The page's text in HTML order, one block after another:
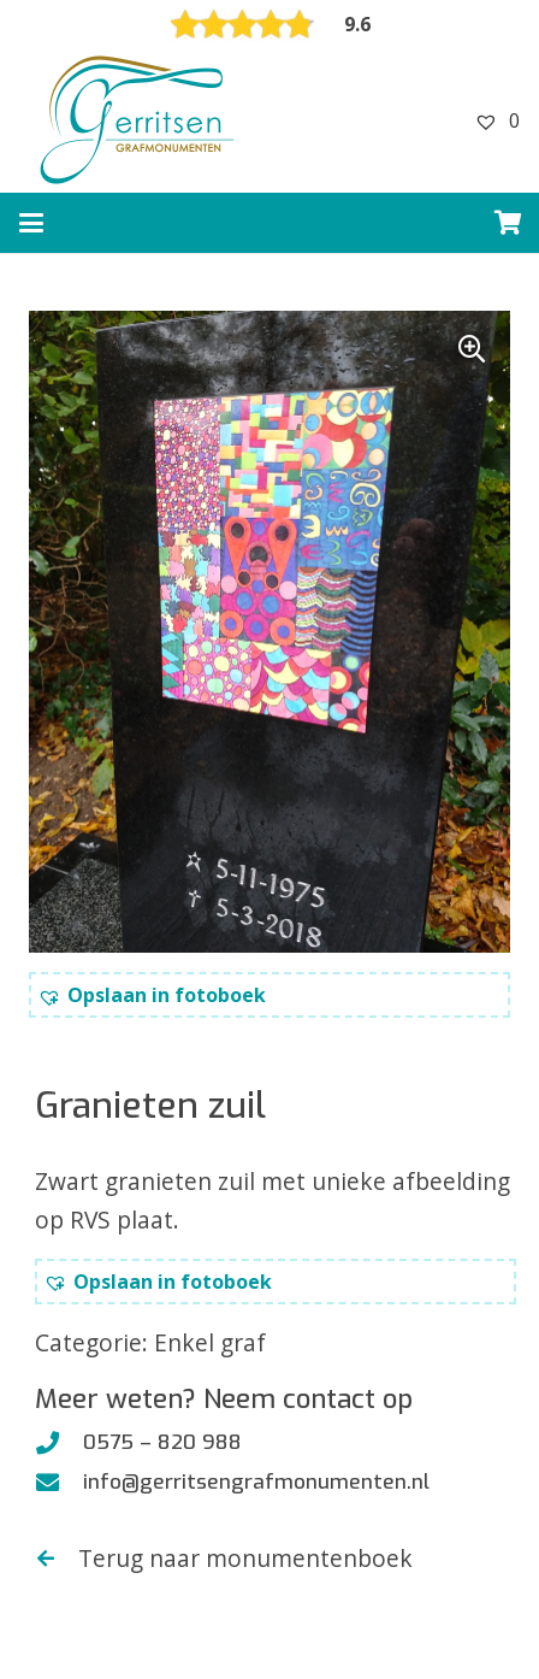
9.6
0
Opslaan in fotoboek
Granieten zuil
Zwart granieten zuil met unieke afbeelding
op RVS plaat.
Opslaan in fotoboek
Categorie: Enkel graf
Meer weten? Neem contact op
0575 – 820 988
info@gerritsengrafmonumenten.nl
Terug naar monumentenboek